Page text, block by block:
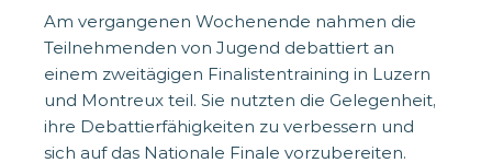
Am vergangenen Wochenende nahmen die
Teilnehmenden von Jugend debattiert an
einem zweitägigen Finalistentraining in Luzern
und Montreux teil. Sie nutzten die Gelegenheit,
ihre Debattierfähigkeiten zu verbessern und
sich auf das Nationale Finale vorzubereiten.